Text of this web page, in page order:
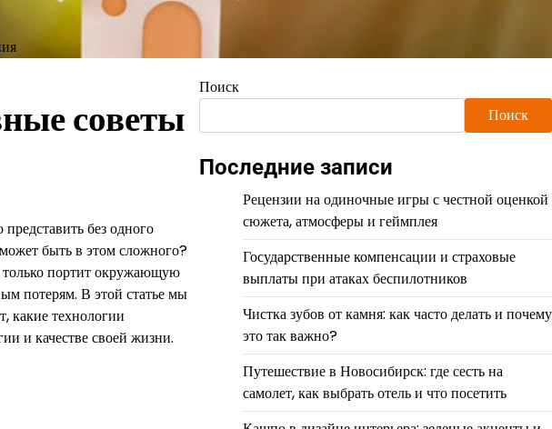
советы
без одного
быть в этом сложного?
только портит окружающую
потерям. В этой статье мы
какие технологии
и качестве своей жизни.
Поиск
Поиск
Последние записи
Рецензии на одиночные игры с честной оценкой
сюжета, атмосферы и геймплея
Государственные компенсации и страховые
выплаты при атаках беспилотников
Чистка зубов от камня: как часто делать и почему
это так важно?
Путешествие в Новосибирск: где сесть на
самолет, как выбрать отель и что посетить